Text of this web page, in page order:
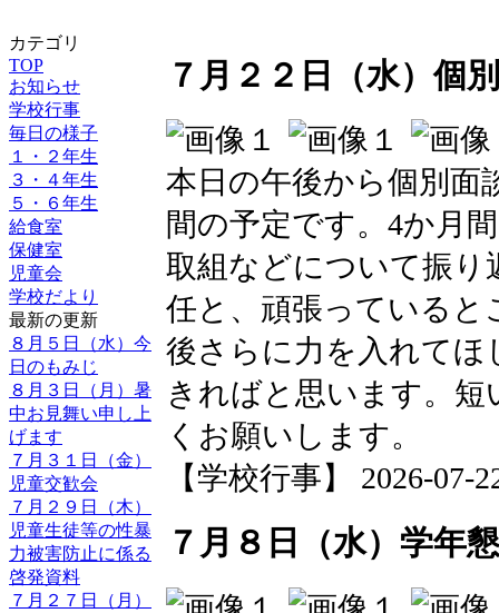
カテゴリ
TOP
お知らせ
学校行事
毎日の様子
１・２年生
３・４年生
５・６年生
給食室
保健室
児童会
学校だより
最新の更新
８月５日（水）今
日のもみじ
８月３日（月）暑
中お見舞い申し上
げます
７月３１日（金）
児童交歓会
７月２９日（木）
児童生徒等の性暴
力被害防止に係る
啓発資料
７月２７日（月）
７月２２日（水）個
本日の午後から個別面
間の予定です。4か月
取組などについて振り
任と、頑張っていると
後さらに力を入れて
きればと思います。
くお願いします。
【学校行事】 2026-07-
７月８日（水）学年